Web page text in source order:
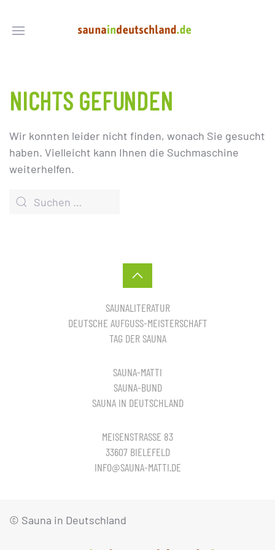
NICHTS GEFUNDEN
Wir konnten leider nicht finden, wonach Sie gesucht
haben. Vielleicht kann Ihnen die Suchmaschine
weiterhelfen.
SAUNALITERATUR
DEUTSCHE AUFGUSS-MEISTERSCHAFT
TAG DER SAUNA
SAUNA-MATTI
SAUNA-BUND
SAUNA IN DEUTSCHLAND
MEISENSTRASSE 83
33607 BIELEFELD
INFO@SAUNA-MATTI.DE
© Sauna in Deutschland